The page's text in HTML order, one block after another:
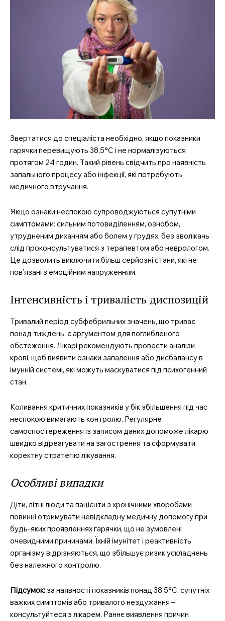
Звертатися до спеціаліста необхідно, якщо показники
гарячки перевищують 38,5°C і не нормалізуються
протягом 24 годин. Такий рівень свідчить про наявність
запального процесу або інфекції, які потребують
медичного втручання.
Якщо ознаки неспокою супроводжуються супутніми
симптомами: сильним потовиділенням, ознобом,
утрудненим диханням або болем у грудях, без зволікань
слід проконсультуватися з терапевтом або неврологом.
Це дозволить виключити більш серйозні стани, які не
пов’язані з емоційним напруженням.
Інтенсивність і тривалість диспозицій
Тривалий період субфебрильних значень, що триває
понад тиждень, є аргументом для поглибленого
обстеження. Лікарі рекомендують провести аналізи
крові, щоб виявити ознаки запалення або дисбалансу в
імунній системі, які можуть маскуватися під психогенний
стан.
Коливання критичних показників у бік збільшення під час
неспокою вимагають контролю. Регулярне
самоспостереження із записом даних допоможе лікарю
швидко відреагувати на загострення та сформувати
коректну стратегію лікування.
Особливі випадки
Діти, літні люди та пацієнти з хронічними хворобами
повинні отримувати невідкладну медичну допомогу при
будь-яких проявленнях гарячки, що не зумовлені
очевидними причинами. Їхній імунітет і реактивність
організму відрізняються, що збільшує ризик ускладнень
без належного контролю.
Підсумок: за наявності показників понад 38,5°C, супутніх
важких симптомів або тривалого нездужання –
консультуйтеся з лікарем. Раннє виявлення причин